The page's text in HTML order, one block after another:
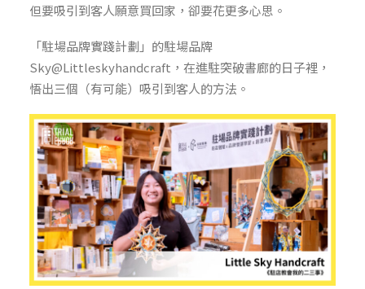
但要吸引到客人願意買回家，卻要花更多心思。
「駐場品牌實踐計劃」的駐場品牌
Sky@Littleskyhandcraft，在進駐突破書廊的日子裡，
悟出三個（有可能）吸引到客人的方法。